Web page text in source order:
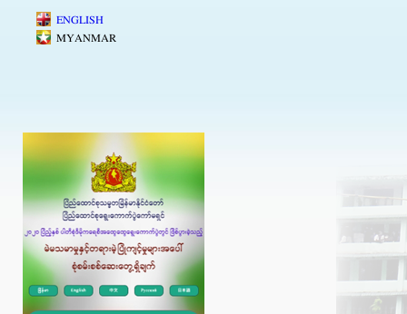
Skip to main content
ENGLISH
MYANMAR